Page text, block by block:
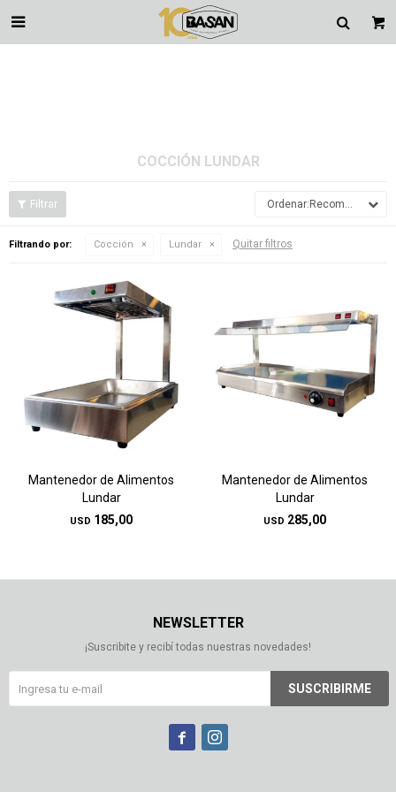

COCCIÓN LUNDAR
Recomendados
Filtrando por: Cocción Lundar Quitar filtros
Mantenedor de Alimentos
Lundar
USD 185,00
Mantenedor de Alimentos
Lundar
USD 285,00
NEWSLETTER
¡Suscribite y recibí todas nuestras novedades!
SUSCRIBIRME
 